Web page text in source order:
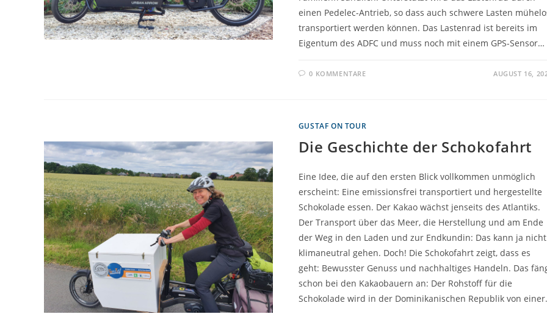
einen Pedelec-Antrieb, so dass auch schwere Lasten
transportiert werden können. Das Lastenrad ist bereits im
Eigentum des ADFC und muss noch mit einem GPS-Sensor…
0 KOMMENTARE AUGUST 16,
GUSTAF ON TOUR
Die Geschichte der Schokofahrt
Eine Idee, die auf den ersten Blick vollkommen unmöglich
erscheint: Eine emissionsfrei transportiert und hergestellte
Schokolade essen. Der Kakao wächst jenseits des Atlantiks.
Der Transport über das Meer, die Herstellung und am Ende
der Weg in den Laden und zur Endkundin: Das kann ja nicht
klimaneutral gehen. Doch! Die Schokofahrt zeigt, dass es
geht: Bewusster Genuss und nachhaltiges Handeln. Das
schon bei den Kakaobauern an: Der Rohstoff für die
Schokolade wird in der Dominikanischen Republik von